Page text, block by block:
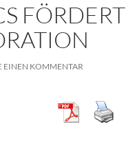
FÖRDERT
EINEN KOMMENTAR